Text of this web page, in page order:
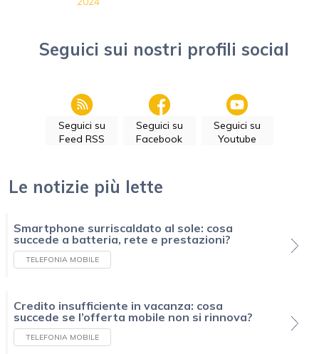
Seguici sui nostri profili social
Seguici su
Feed RSS
Seguici su
Facebook
Seguici su
Youtube
Le notizie più lette
Smartphone surriscaldato al sole: cosa
succede a batteria, rete e prestazioni?
TELEFONIA MOBILE
Credito insufficiente in vacanza: cosa
succede se l’offerta mobile non si rinnova?
TELEFONIA MOBILE